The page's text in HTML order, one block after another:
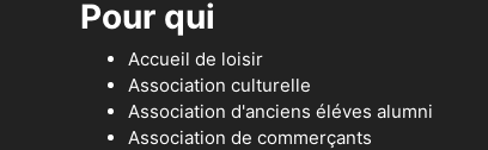
Pour qui
Accueil de loisir
Association culturelle
Association d'anciens éléves alumni
Association de commerçants